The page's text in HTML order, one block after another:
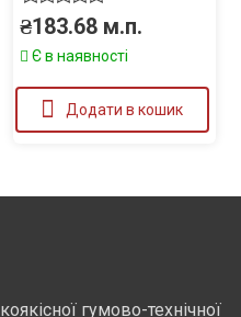
₴183.68 м.п.
Є в наявності
Додати в кошик
гумово-технічної